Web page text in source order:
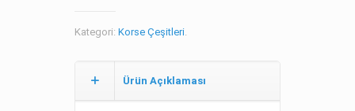
Kategori: Korse Çeşitleri
Ürün Açıklaması